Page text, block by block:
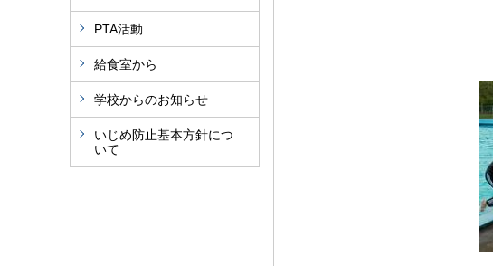
PTA活動
給食室から
学校からのお知らせ
いじめ防止基本方針につ
いて